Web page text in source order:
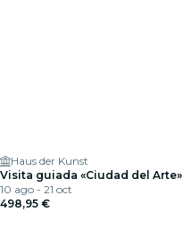
Haus der Kunst
Visita guiada «Ciudad del Arte»
10 ago - 21 oct
498,95 €